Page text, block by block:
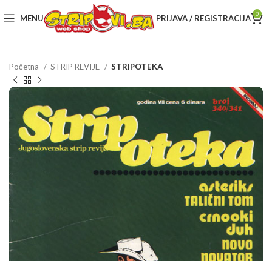
MENU PRIJAVA / REGISTRACIJA 0
Početna STRIP REVIJE STRIPOTEKA